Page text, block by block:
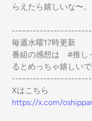
らえたら嬉しいな〜。
-----------------------
毎週水曜17時更新
番組の感想は #推し
るとめっちゃ嬉しいで
-----------------------
Xはこちら
https://x.com/